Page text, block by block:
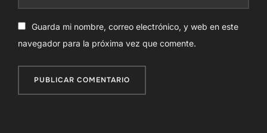
Guarda mi nombre, correo electrónico, y web en este
navegador para la próxima vez que comente.